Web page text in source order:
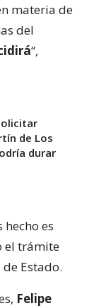
materia de
del
“,
de Los
durar
es
el trámite
Estado.
Felipe